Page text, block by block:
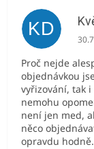
KD
Proč nejde
objednávkou
vyřizování, tak
nemohu
není jen med,
něco
opravdu hodně.